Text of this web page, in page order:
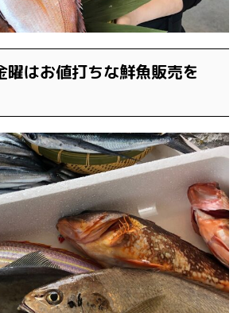
曜はお値打ちな鮮魚販売を